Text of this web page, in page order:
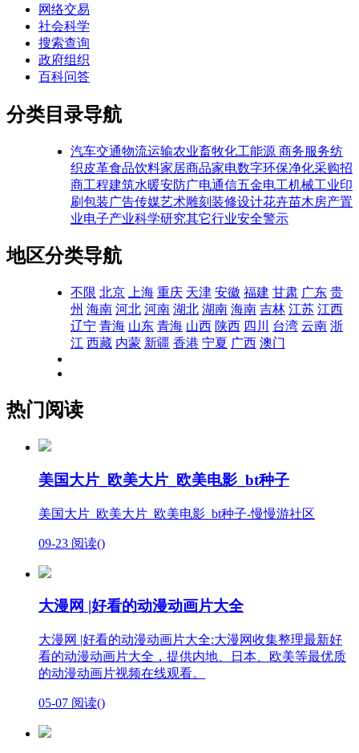
网络交易
社会科学
搜索查询
政府组织
百科问答
分类目录导航
汽车交通物流运输农业畜牧化工能源 商务服务纺
织皮革食品饮料家居商品家电数字环保净化采购招
商工程建筑水暖安防广电通信五金电工机械工业印
刷包装广告传媒艺术雕刻 装修设计花卉苗木房产置
业电子产业科学研究其它行业安全警示
地区分类导航
不限 北京 上海 重庆 天津 安徽 福建 甘肃 广东 贵
州 海南 河北 河南 湖北 湖南 海南 吉林 江苏 江西
辽宁 青海 山东 青海 山西 陕西 四川 台湾 云南 浙
江 西藏 内蒙 新疆 香港 宁夏 广西 澳门
热门阅读
美国大片_欧美大片_欧美电影_bt种子
美国大片_欧美大片_欧美电影_bt种子-慢慢游社区
09-23 阅读()
大漫网 |好看的动漫动画片大全
大漫网 |好看的动漫动画片大全:大漫网收集整理最新好
看的动漫动画片大全，提供内地、日本、欧美等最优质
的动漫动画片视频在线观看。
05-07 阅读()